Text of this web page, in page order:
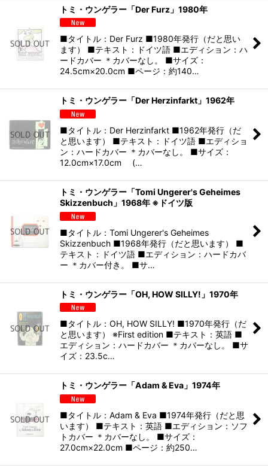
トミ・ウンゲラー「Der Furz」1980年
■タイトル：Der Furz ■1980年発行（だと思い
ます） ■テキスト：ドイツ語 ■エディション：ハ
ードカバー ＊カバーなし。 ■サイズ：
24.5cm×20.0cm ■ページ：約140…
トミ・ウンゲラー「Der Herzinfarkt」1962年
■タイトル：Der Herzinfarkt ■1962年発行（だ
と思います） ■テキスト：ドイツ語 ■エディショ
ン：ハードカバー ＊カバーなし。 ■サイズ：
12.0cm×17.0cm (…
トミ・ウンゲラー「Tomi Ungerer's Geheimes
Skizzenbuch」1968年 ※ドイツ版
■タイトル：Tomi Ungerer's Geheimes
Skizzenbuch ■1968年発行（だと思います） ■
テキスト：ドイツ語 ■エディション：ハードカバ
ー ＊カバー付き。 ■サ…
トミ・ウンゲラー「OH, HOW SILLY!」1970年
■タイトル：OH, HOW SILLY! ■1970年発行（だ
と思います） ※First edition ■テキスト：英語 ■
エディション：ハードカバー ＊カバーなし。 ■サ
イズ：23.5c…
トミ・ウンゲラー「Adam & Eva」1974年
■タイトル：Adam & Eva ■1974年発行（だと思
います） ■テキスト：英語 ■エディション：ソフ
トカバー ＊カバーなし。 ■サイズ：
27.0cm×22.0cm ■ページ：約250…